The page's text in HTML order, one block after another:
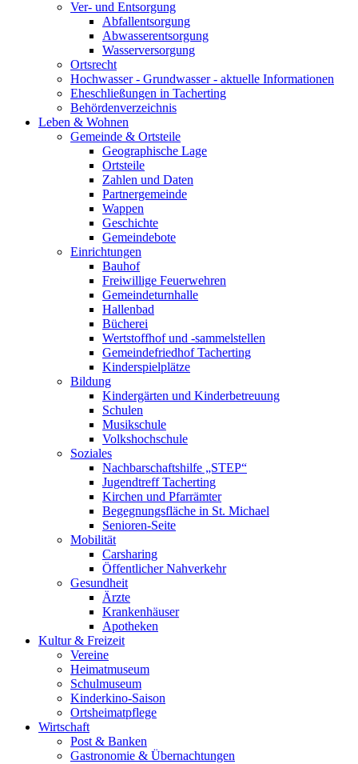
Ver- und Entsorgung
Abfallentsorgung
Abwasserentsorgung
Wasserversorgung
Ortsrecht
Hochwasser - Grundwasser - aktuelle Informationen
Eheschließungen in Tacherting
Behördenverzeichnis
Leben & Wohnen
Gemeinde & Ortsteile
Geographische Lage
Ortsteile
Zahlen und Daten
Partnergemeinde
Wappen
Geschichte
Gemeindebote
Einrichtungen
Bauhof
Freiwillige Feuerwehren
Gemeindeturnhalle
Hallenbad
Bücherei
Wertstoffhof und -sammelstellen
Gemeindefriedhof Tacherting
Kinderspielplätze
Bildung
Kindergärten und Kinderbetreuung
Schulen
Musikschule
Volkshochschule
Soziales
Nachbarschaftshilfe „STEP“
Jugendtreff Tacherting
Kirchen und Pfarrämter
Begegnungsfläche in St. Michael
Senioren-Seite
Mobilität
Carsharing
Öffentlicher Nahverkehr
Gesundheit
Ärzte
Krankenhäuser
Apotheken
Kultur & Freizeit
Vereine
Heimatmuseum
Schulmuseum
Kinderkino-Saison
Ortsheimatpflege
Wirtschaft
Post & Banken
Gastronomie & Übernachtungen